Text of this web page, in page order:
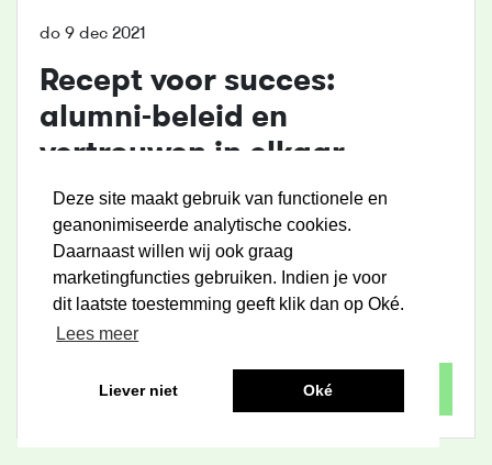
Deze site maakt gebruik van functionele en
geanonimiseerde analytische cookies.
Daarnaast willen wij ook graag
marketingfuncties gebruiken. Indien je voor
dit laatste toestemming geeft klik dan op Oké.
Lees meer
Liever niet Oké
do 9 dec 2021
Recept voor succes:
alumni-beleid en
vertrouwen in elkaar
...schooljaar een van de genomineerden voor het
Onderwijsteam van het Jaar, een wedstrijd van de
BVMBOen de AOb. Leestijd: 5 minuten “Het begint
allemaal met vertrouwen,” vinden vakdocenten
Docenten,Nova College
Lees meer